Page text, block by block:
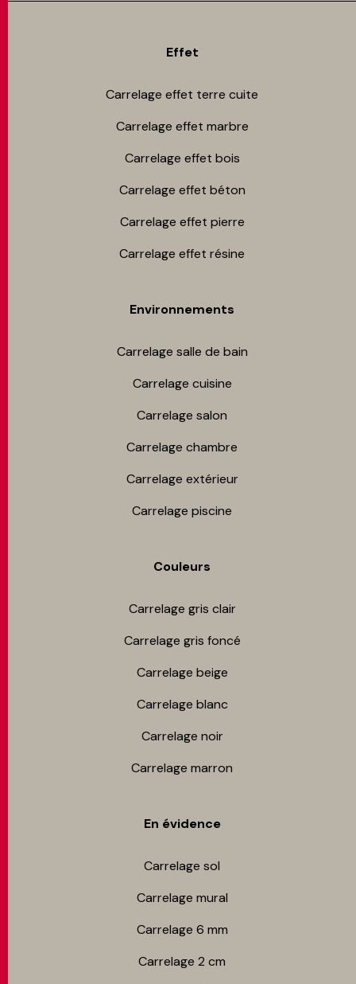
Effet
Carrelage effet terre cuite
Carrelage effet marbre
Carrelage effet bois
Carrelage effet béton
Carrelage effet pierre
Carrelage effet résine
Environnements
Carrelage salle de bain
Carrelage cuisine
Carrelage salon
Carrelage chambre​
Carrelage extérieur
Carrelage piscine
Couleurs
Carrelage gris clair
Carrelage gris foncé
Carrelage beige
Carrelage blanc
Carrelage noir
Carrelage marron
En évidence
Carrelage sol
Carrelage mur​al
Carrelage 6 mm
Carrelage 2 cm